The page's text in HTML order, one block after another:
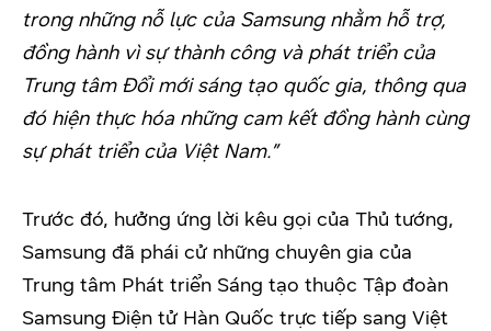
trong những nỗ lực của Samsung nhằm hỗ trợ,
đồng hành vì sự thành công và phát triển của
Trung tâm Đổi mới sáng tạo quốc gia, thông qua
đó hiện thực hóa những cam kết đồng hành cùng
sự phát triển của Việt Nam.”
Trước đó, hưởng ứng lời kêu gọi của Thủ tướng,
Samsung đã phái cử những chuyên gia của
Trung tâm Phát triển Sáng tạo thuộc Tập đoàn
Samsung Điện tử Hàn Quốc trực tiếp sang Việt